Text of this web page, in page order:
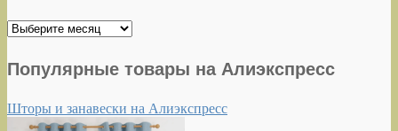
Архивы
Популярные товары на Алиэкспресс
Шторы и занавески на Алиэкспресс